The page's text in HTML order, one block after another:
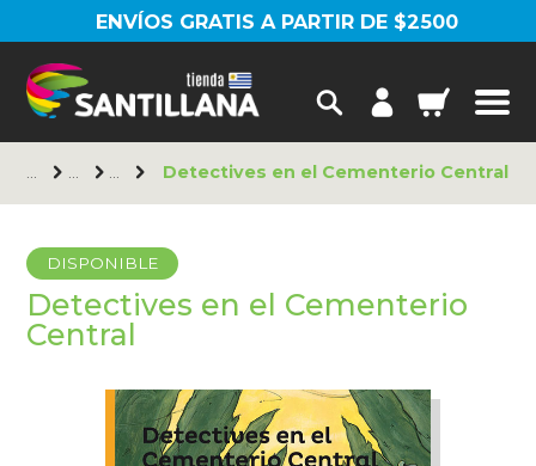
ENVÍOS GRATIS A PARTIR DE $2500
Detectives en el Cementerio Central
DISPONIBLE
Detectives en el Cementerio
Central